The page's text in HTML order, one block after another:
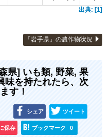
出典: [1]
「岩手県」の農作物状況
県] いも類, 野菜, 果
味を持たれたら、次
す！
シェア ツイート
保存 ブックマーク 0